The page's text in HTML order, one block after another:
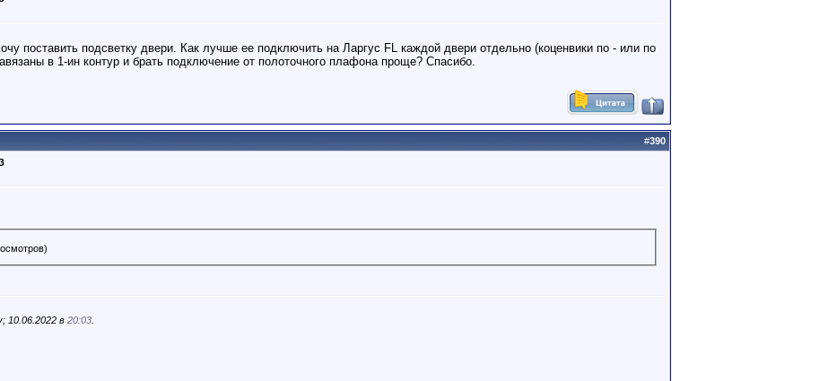
поставить подсветку двери. Как лучше ее подключить на Ларгус FL каждой двери отдельно (коценвики по - или по
в 1-ин контур и брать подключение от полоточного плафона проще? Спасибо.
#390
10.06.2022 в 20:03